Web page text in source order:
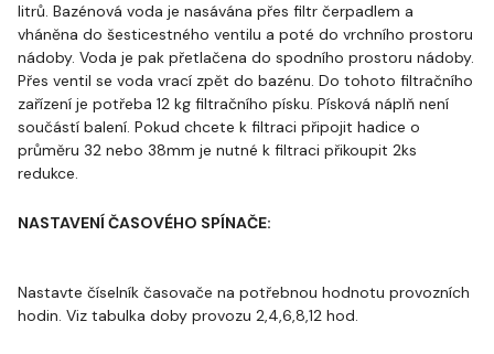
litrů. Bazénová voda je nasávána přes filtr čerpadlem a
vháněna do šesticestného ventilu a poté do vrchního prostoru
nádoby. Voda je pak přetlačena do spodního prostoru nádoby.
Přes ventil se voda vrací zpět do bazénu. Do tohoto filtračního
zařízení je potřeba 12 kg filtračního písku. Písková náplň není
součástí balení. Pokud chcete k filtraci připojit hadice o
průměru 32 nebo 38mm je nutné k filtraci přikoupit 2ks
redukce.
NASTAVENÍ ČASOVÉHO SPÍNAČE:
Nastavte číselník časovače na potřebnou hodnotu provozních
hodin. Viz tabulka doby provozu 2,4,6,8,12 hod.